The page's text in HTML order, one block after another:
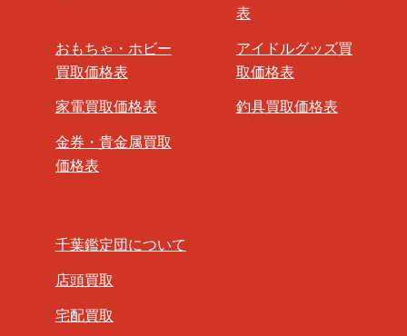
表
おもちゃ・ホビー
買取価格表
アイドルグッズ買
取価格表
家電買取価格表 釣具買取価格表
金券・貴金属買取
価格表
千葉鑑定団について
店頭買取
宅配買取